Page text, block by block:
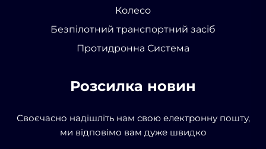
Колесо
Безпілотний транспортний засіб
Протидронна Система
Розсилка новин
Своєчасно надішліть нам свою електронну пошту,
ми відповімо вам дуже швидко